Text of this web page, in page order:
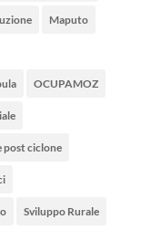
Maputo
OCUPAMOZ
post ciclone
Sviluppo Rurale